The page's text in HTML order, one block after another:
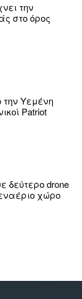
την
στο όρος
Υεμένη
Patriot
δεύτερο drone
χώρο